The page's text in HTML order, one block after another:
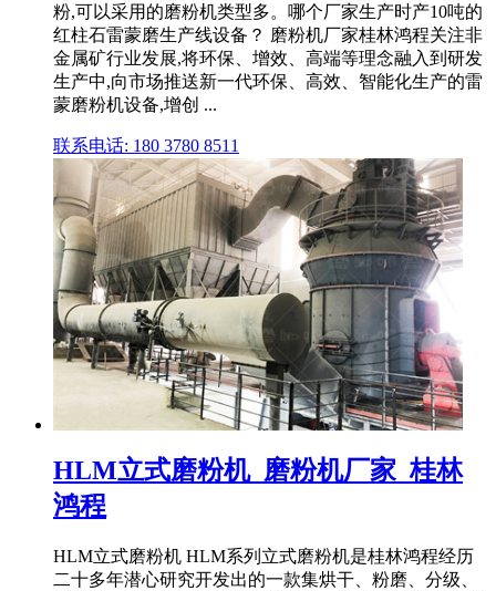
粉,可以采用的磨粉机类型多。哪个厂家生产时产10吨的
红柱石雷蒙磨生产线设备？ 磨粉机厂家桂林鸿程关注非
金属矿行业发展,将环保、增效、高端等理念融入到研发
生产中,向市场推送新一代环保、高效、智能化生产的雷
蒙磨粉机设备,增创 ...
联系电话: 180 3780 8511
HLM立式磨粉机_磨粉机厂家_桂林
鸿程
HLM立式磨粉机 HLM系列立式磨粉机是桂林鸿程经历
二十多年潜心研究开发出的一款集烘干、粉磨、分级、